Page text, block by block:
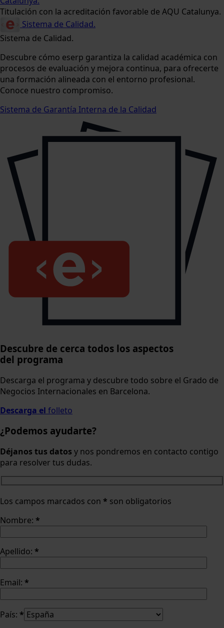
Titulación con la acreditación favorable de AQU Catalunya.
Sistema de Calidad.
Sistema de Calidad.
Descubre cómo eserp garantiza la calidad académica con
procesos de evaluación y mejora continua, para ofrecerte
una formación alineada con el entorno profesional.
Conoce nuestro compromiso.
Sistema de Garantía Interna de la Calidad
Descubre de cerca todos los aspectos
del programa
Descarga el programa y descubre todo sobre el Grado de
Negocios Internacionales en Barcelona.
Descarga el folleto
¿Podemos ayudarte?
Déjanos tus datos y nos pondremos en contacto contigo
para resolver tus dudas.
Los campos marcados con * son obligatorios
Nombre: *
Apellido: *
Email: *
País: *